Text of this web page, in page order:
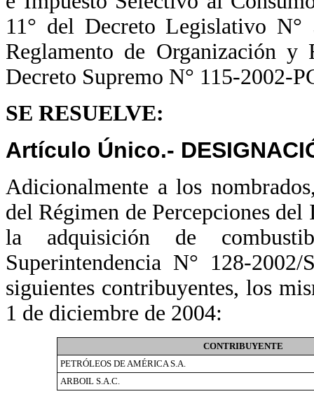
11° del Decreto Legislativo
Reglamento de Organización
Decreto Supremo N° 115-2002-
SE RESUELVE:
Artículo Único.-
Adicionalmente a los
del Régimen de Percepciones
la adquisición de
Superintendencia N° 128-
siguientes contribuyentes, los
1 de diciembre de 2004:
CONTRIBUYENTE
PETRÓLEOS DE AMÉRICA S.A.
ARBOIL S.A.C.